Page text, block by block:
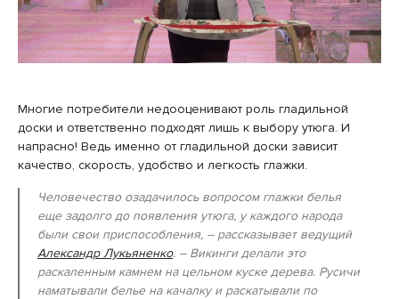
Многие потребители недооценивают роль гладильной
доски и ответственно подходят лишь к выбору утюга. И
напрасно! Ведь именно от гладильной доски зависит
качество, скорость, удобство и легкость глажки.
Человечество озадачилось вопросом глажки белья
еще задолго до появления утюга, у каждого народа
были свои приспособления, – рассказывает ведущий
Александр Лукьяненко. – Викинги делали это
раскаленным камнем на цельном куске дерева. Русичи
наматывали белье на качалку и раскатывали по